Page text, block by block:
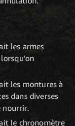
les armes
les montures à
dans diverses
nourrir.
le chronomètre